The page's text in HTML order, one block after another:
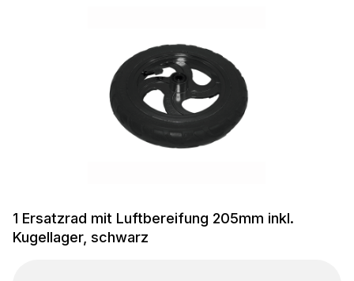
1 Ersatzrad mit Luftbereifung 205mm inkl.
Kugellager, schwarz